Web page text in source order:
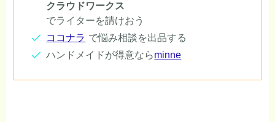
クラウドワークス
でライターを請けおう
ココナラ で悩み相談を出品する
ハンドメイドが得意ならminne